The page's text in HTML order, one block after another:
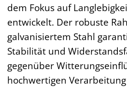
dem Fokus auf
entwickelt. Der robuste
galvanisiertem Stahl
Stabilität und
gegenüber
hochwertigen